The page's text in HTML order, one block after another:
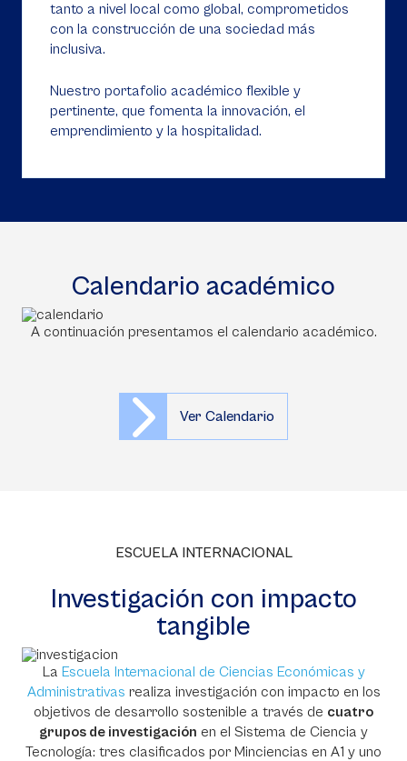
tanto a nivel local como global, comprometidos
con la construcción de una sociedad más
inclusiva.
Nuestro portafolio académico flexible y
pertinente, que fomenta la innovación, el
emprendimiento y la hospitalidad.
Calendario académico
A continuación presentamos el calendario académico.
Ver Calendario
ESCUELA INTERNACIONAL
Investigación con impacto
tangible
La Escuela Internacional de Ciencias Económicas y
Administrativas realiza investigación con impacto en los
objetivos de desarrollo sostenible a través de cuatro
grupos de investigación en el Sistema de Ciencia y
Tecnología: tres clasificados por Minciencias en A1 y uno